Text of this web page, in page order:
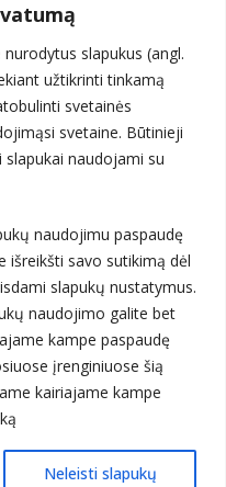
slapukus (angl.
užtikrinti tinkamą
svetainės
svetaine. Būtinieji
naudojami su
naudojimu paspaudę
išreikšti savo sutikimą dėl
slapukų nustatymus.
naudojimo galite bet
kampe paspaudę
įrenginiuose šią
kairiajame kampe
Neleisti slapukų